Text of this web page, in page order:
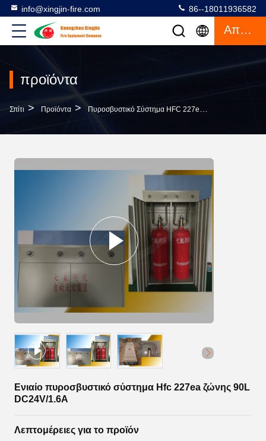
info@xingjin-fire.com 86--18011936582
Απόσπασμα
προϊόντα
Σπίτι > Προϊόντα > Πυροσβυστικό Σύστημα HFC 227ea
Ενιαίο πυροσβυστικό σύστημα Hfc 227ea ζώνης 90L
DC24V/1.6A
Λεπτομέρειες για το προϊόν